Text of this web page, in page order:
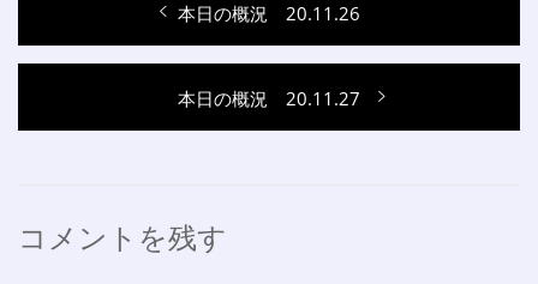
稿
ナ
シ
過
去
の
投
稿:
本日の概況 20.11.26
次
の
本日の概況 20.11.27
コメントを残す